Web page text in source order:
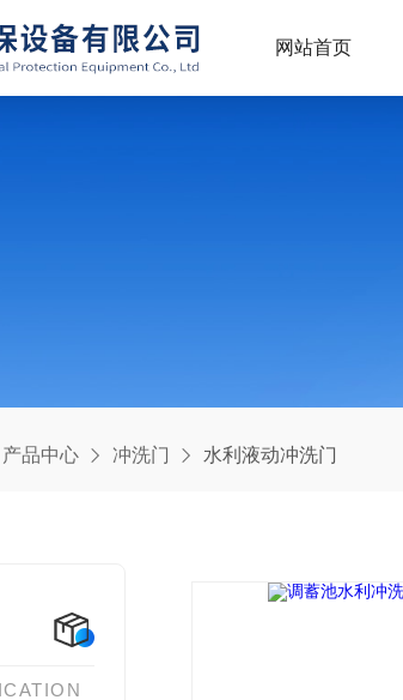
网站首页
产品中心 冲洗门 水利液动冲洗门